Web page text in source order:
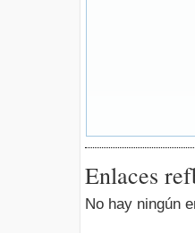
Enlaces
No hay ningún